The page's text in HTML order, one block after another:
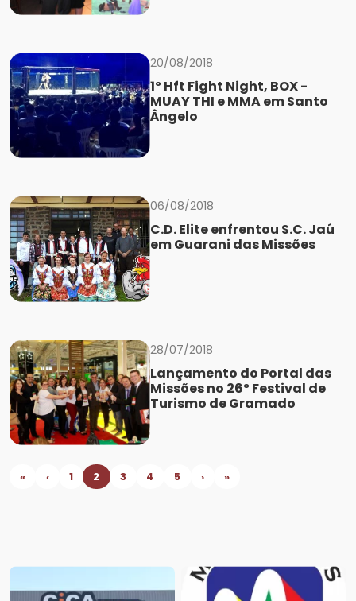
20/08/2018
1º Hft Fight Night, BOX -
MUAY THI e MMA em Santo
Ângelo
06/08/2018
C.D. Elite enfrentou S.C. Jaú
em Guarani das Missões
28/07/2018
Lançamento do Portal das
Missões no 26º Festival de
Turismo de Gramado
« ‹ 1 2 3 4 5 › »